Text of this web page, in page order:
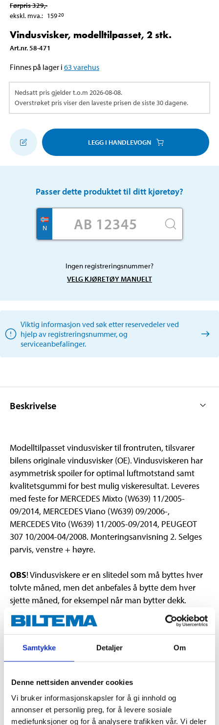
Samtykke Detaljer Om
Denne nettsiden anvender cookies
Vi bruker informasjonskapsler for å gi innhold og
annonser et personlig preg, for å levere sosiale
mediefunksjoner og for å analysere trafikken vår. Vi deler
Førpris329,-
ekskl. mva.: 15920
Vindusvisker, modelltilpasset, 2 stk.
Art.nr. 58-471
Finnes på lager i 63 varehus
Nedsatt pris gjelder t.o.m 2026-08-08.
Overstrøket pris viser den laveste prisen de siste 30 dagene.
LEGG I HANDLEVOGN
Passer dette produktet til ditt kjøretøy?
N
Ingen registreringsnummer?
VELG KJØRETØY MANUELT
Viktig informasjon ved søk etter reservedeler ved
hjelp av registreringsnummer, og
serviceanbefalinger.
Beskrivelse
Modelltilpasset vindusvisker til frontruten, tilsvarer
bilens originale vindusvisker (OE). Vindusviskeren har
asymmetrisk spoiler for optimal luftmotstand samt
kvalitetsgummi for best mulig viskeresultat. Leveres
med feste for MERCEDES Mixto (W639) 11/2005-
09/2014, MERCEDES Viano (W639) 09/2006-,
MERCEDES Vito (W639) 11/2005-09/2014, PEUGEOT
307 10/2004-04/2008. Monteringsanvisning 2. Selges
parvis, venstre + høyre.
OBS! Vindusviskere er en slitedel som må byttes hver
tolvte måned, men det anbefales å bytte dem hver
sjette måned, for eksempel når man bytter dekk.
Teknisk spesifikasjon
Antall
2 stk.
Viskerarm
2B